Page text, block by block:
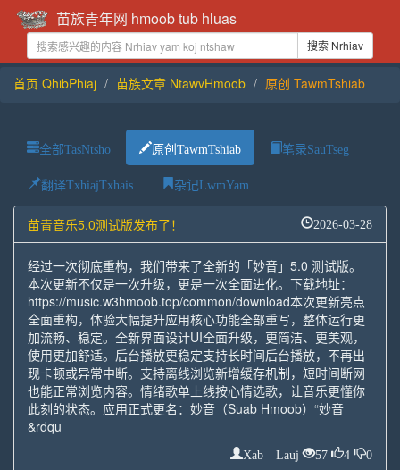
苗族青年网 hmoob tub hluas
搜索 Nrhiav
首页 QhibPhiaj 苗族文章 NtawvHmoob 原创 TawmTshiab
全部TasNtsho 原创TawmTshiab 笔录SauTseg
翻译TxhiajTxhais 杂记LwmYam
苗青音乐5.0测试版发布了！ 2026-03-28
经过一次彻底重构，我们带来了全新的「妙音」5.0 测试版。
本次更新不仅是一次升级，更是一次全面进化。下载地址：
https://music.w3hmoob.top/common/download本次更新亮点
全面重构，体验大幅提升应用核心功能全部重写，整体运行更
加流畅、稳定。全新界面设计UI全面升级，更简洁、更美观，
使用更加舒适。后台播放更稳定支持长时间后台播放，不再出
现卡顿或异常中断。支持离线浏览新增缓存机制，短时间断网
也能正常浏览内容。情绪歌单上线按心情选歌，让音乐更懂你
此刻的状态。应用正式更名：妙音（Suab Hmoob）“妙音
&rdqu
Xab Lauj 57 4 0